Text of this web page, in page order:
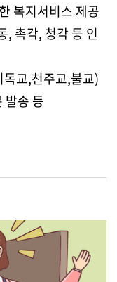
복지서비스 제공
, 촉각, 청각 등 인
교,천주교,불교)
발송 등